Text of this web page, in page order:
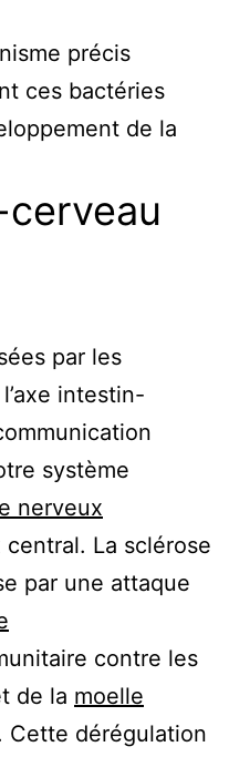
précis
ces bactéries
de la
cerveau
par les
intestin-
système
nerveux
central. La sclérose
par une attaque
contre les
de la moelle
Cette dérégulation